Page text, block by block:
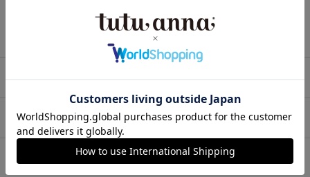
検索を閉じる
カテゴリから探す
レッグウェア
下着・インナー
ルームウェア